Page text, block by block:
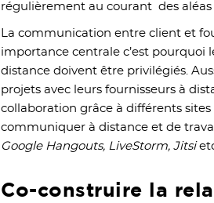
régulièrement au courant des
La communication entre client et
importance centrale c’est pourquoi
distance doivent être privilégiés.
projets avec leurs fournisseurs à
collaboration grâce à différents
communiquer à distance et de
Google Hangouts, LiveStorm, Jitsi
Co-construire la